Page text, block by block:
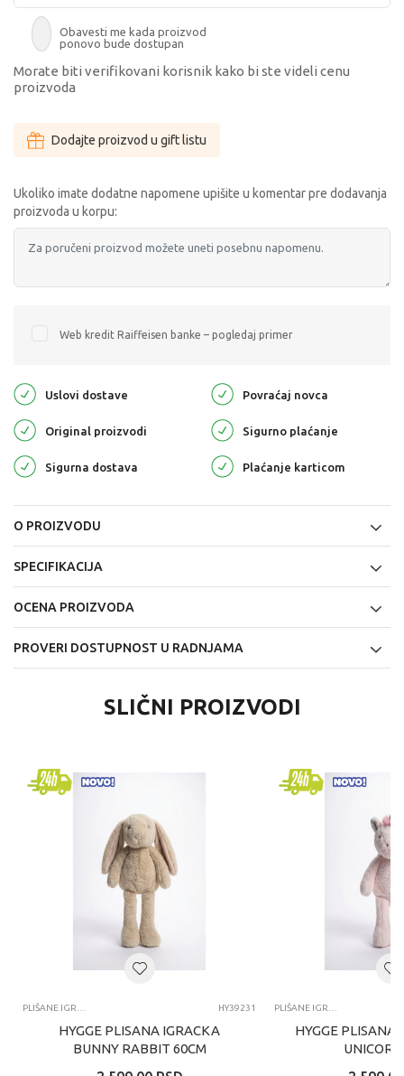
Obavesti me kada proizvod
ponovo bude dostupan
Morate biti verifikovani korisnik kako bi ste videli cenu
proizvoda
Dodajte proizvod u gift listu
Ukoliko imate dodatne napomene upišite u komentar pre dodavanja
proizvoda u korpu:
Web kredit Raiffeisen banke – pogledaj primer
Uslovi dostave Povraćaj novca
Original proizvodi Sigurno plaćanje
Sigurna dostava Plaćanje karticom
O PROIZVODU
SPECIFIKACIJA
OCENA PROIZVODA
PROVERI DOSTUPNOST U RADNJAMA
SLIČNI PROIZVODI
PLIŠANE IGRAČKE HY39231
HYGGE PLISANA IGRACKA
BUNNY RABBIT 60CM
PLIŠANE IGRAČKE
HYGGE PLISANA